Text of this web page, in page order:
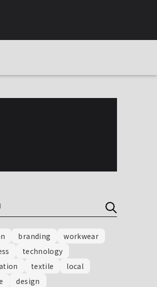
branding
workwear
technology
textile
local
design